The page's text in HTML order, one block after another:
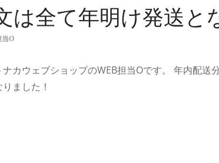
は全て年明け発送と
当O
カウェブショップのWEB担当Oです。 年内配送
ました！